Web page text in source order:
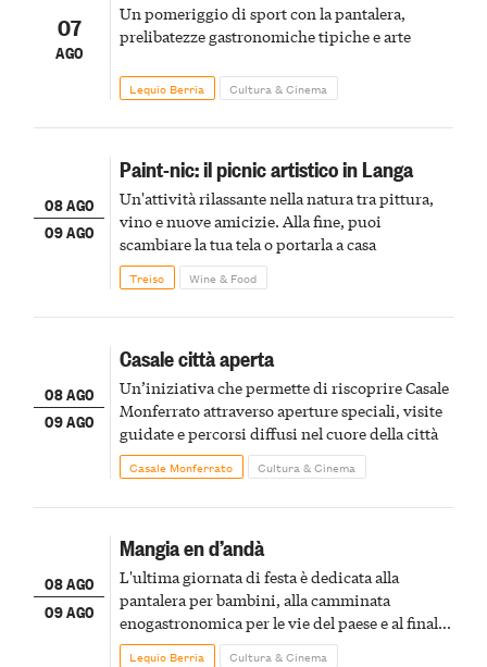
07
AGO
Un pomeriggio di sport con la pantalera,
prelibatezze gastronomiche tipiche e arte
Lequio Berria Cultura & Cinema
08 AGO
09 AGO
Paint-nic: il picnic artistico in Langa
Un'attività rilassante nella natura tra pittura,
vino e nuove amicizie. Alla fine, puoi
scambiare la tua tela o portarla a casa
Treiso Wine & Food
08 AGO
09 AGO
Casale città aperta
Un’iniziativa che permette di riscoprire Casale
Monferrato attraverso aperture speciali, visite
guidate e percorsi diffusi nel cuore della città
Casale Monferrato Cultura & Cinema
08 AGO
09 AGO
Mangia en d’andà
L'ultima giornata di festa è dedicata alla
pantalera per bambini, alla camminata
enogastronomica per le vie del paese e al finale
pirotecnico
Lequio Berria Cultura & Cinema